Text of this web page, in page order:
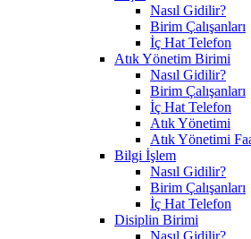
Nasıl Gidilir?
Birim Çalışanları
İç Hat Telefon
Atık Yönetim Birimi
Nasıl Gidilir?
Birim Çalışanları
İç Hat Telefon
Atık Yönetimi
Atık Yönetimi
Bilgi İşlem
Nasıl Gidilir?
Birim Çalışanları
İç Hat Telefon
Disiplin Birimi
Nasıl Gidilir?